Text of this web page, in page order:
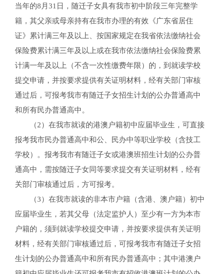
当年的8月31日，随迁子女具有我市初中阶段三年完整学
籍，其父亲或母亲持有在我市办理的有效《广东省居住
证》累计满三年及以上、按国家规定在我省依法缴纳社会
保险费累计满三年及以上或在我市依法缴纳社会保险费累
计满一年及以上（不含一次性缴费年限）的，到就读学校
提交申请，并按要求提供有关证明材料，经有关部门审核
通过后，可报考我市有随迁子女招生计划的公办普通高中
和所有民办普通高中。
（2）在我市就读的港澳户籍初中应届毕业生，可直接
报考我市民办普通高中和公、民办中等职业学校（含技工
学校）。报考我市有随迁子女或港澳班招生计划的公办普
通高中，需按随迁子女同等要求提交有关证明材料，经有
关部门审核通过后，方可报考。
（3）在我市就读的非本市户籍（含港、澳户籍）初中
应届毕业生，若其父母（法定监护人）至少有一方为本市
户籍的，须到就读学校提交申请，并按要求提供有关证明
材料，经有关部门审核通过后，可报考我市有随迁子女招
生计划的公办普通高中和所有民办普通高中；其中港澳户